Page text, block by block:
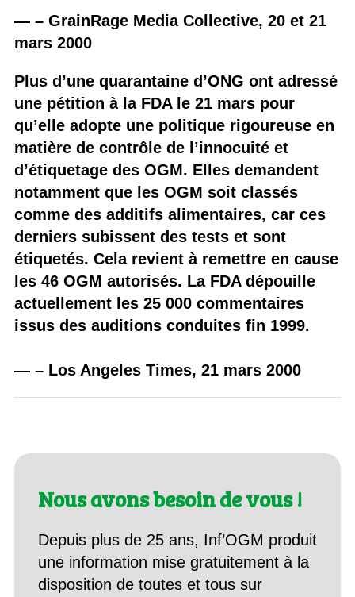
— – GrainRage Media Collective, 20 et 21
mars 2000
Plus d’une quarantaine d’ONG ont adressé
une pétition à la FDA le 21 mars pour
qu’elle adopte une politique rigoureuse en
matière de contrôle de l’innocuité et
d’étiquetage des OGM. Elles demandent
notamment que les OGM soit classés
comme des additifs alimentaires, car ces
derniers subissent des tests et sont
étiquetés. Cela revient à remettre en cause
les 46 OGM autorisés. La FDA dépouille
actuellement les 25 000 commentaires
issus des auditions conduites fin 1999.
— – Los Angeles Times, 21 mars 2000
Nous avons besoin de vous !
Depuis plus de 25 ans, Inf’OGM produit
une information mise gratuitement à la
disposition de toutes et tous sur